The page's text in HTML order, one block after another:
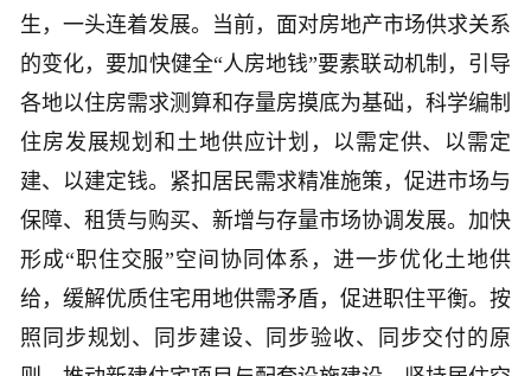
生，一头连着发展。当前，面对房地产市场供求关系
的变化，要加快健全“人房地钱”要素联动机制，引导
各地以住房需求测算和存量房摸底为基础，科学编制
住房发展规划和土地供应计划，以需定供、以需定
建、以建定钱。紧扣居民需求精准施策，促进市场与
保障、租赁与购买、新增与存量市场协调发展。加快
形成“职住交服”空间协同体系，进一步优化土地供
给，缓解优质住宅用地供需矛盾，促进职住平衡。按
照同步规划、同步建设、同步验收、同步交付的原